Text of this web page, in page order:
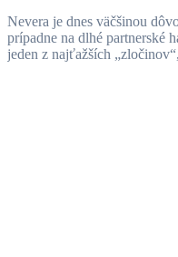
Nevera je dnes väčšinou
prípadne na dlhé partnerské
jeden z najťažších